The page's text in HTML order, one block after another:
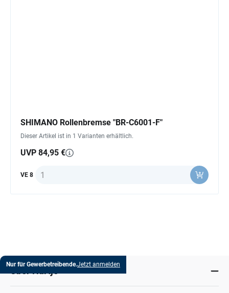
SHIMANO Rollenbremse "BR-C6001-F"
Dieser Artikel ist in 1 Varianten erhältlich.
UVP 84,95 €
VE 8 Anzahl
Nur für Gewerbetreibende.Jetzt anmelden